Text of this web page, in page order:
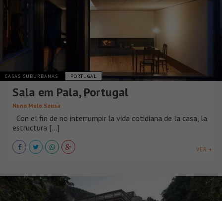
CASAS SUBURBANAS PORTUGAL
Sala em Pala, Portugal
Nuno Melo Sousa
Con el fin de no interrumpir la vida cotidiana de la casa, la
estructura [...]
VER +